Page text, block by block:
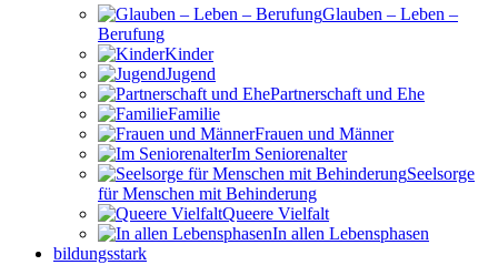
Glauben – Leben –
Berufung
Kinder
Jugend
Partnerschaft und Ehe
Familie
Frauen und Männer
Im Seniorenalter
Seelsorge
für Menschen mit Behinderung
Queere Vielfalt
In allen Lebensphasen
bildungsstark